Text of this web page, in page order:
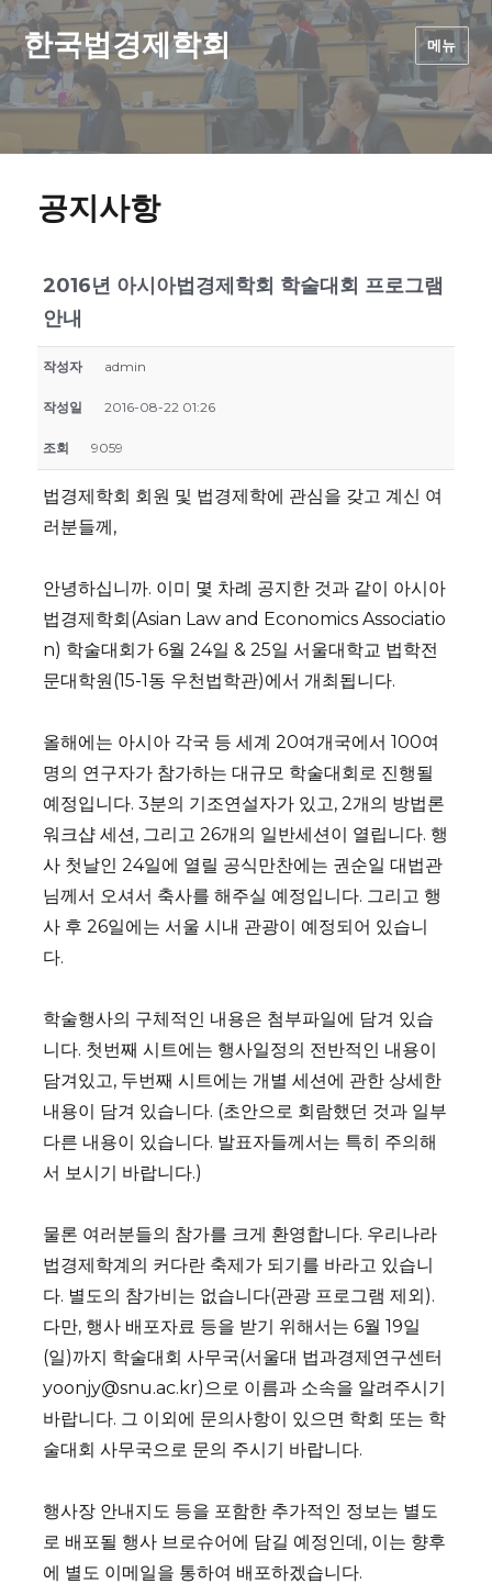
한국법경제학회 메뉴
공지사항
2016년 아시아법경제학회 학술대회 프로그램
안내
작성자 admin
작성일 2016-08-22 01:26
조회 9059
법경제학회 회원 및 법경제학에 관심을 갖고 계신 여
러분들께,
안녕하십니까. 이미 몇 차례 공지한 것과 같이 아시아
법경제학회(Asian Law and Economics Associatio
n) 학술대회가 6월 24일 & 25일 서울대학교 법학전
문대학원(15-1동 우천법학관)에서 개최됩니다.
올해에는 아시아 각국 등 세계 20여개국에서 100여
명의 연구자가 참가하는 대규모 학술대회로 진행될
예정입니다. 3분의 기조연설자가 있고, 2개의 방법론
워크샵 세션, 그리고 26개의 일반세션이 열립니다. 행
사 첫날인 24일에 열릴 공식만찬에는 권순일 대법관
님께서 오셔서 축사를 해주실 예정입니다. 그리고 행
사 후 26일에는 서울 시내 관광이 예정되어 있습니
다.
학술행사의 구체적인 내용은 첨부파일에 담겨 있습
니다. 첫번째 시트에는 행사일정의 전반적인 내용이
담겨있고, 두번째 시트에는 개별 세션에 관한 상세한
내용이 담겨 있습니다. (초안으로 회람했던 것과 일부
다른 내용이 있습니다. 발표자들께서는 특히 주의해
서 보시기 바랍니다.)
물론 여러분들의 참가를 크게 환영합니다. 우리나라
법경제학계의 커다란 축제가 되기를 바라고 있습니
다. 별도의 참가비는 없습니다(관광 프로그램 제외).
다만, 행사 배포자료 등을 받기 위해서는 6월 19일
(일)까지 학술대회 사무국(서울대 법과경제연구센터
yoonjy@snu.ac.kr)으로 이름과 소속을 알려주시기
바랍니다. 그 이외에 문의사항이 있으면 학회 또는 학
술대회 사무국으로 문의 주시기 바랍니다.
행사장 안내지도 등을 포함한 추가적인 정보는 별도
로 배포될 행사 브로슈어에 담길 예정인데, 이는 향후
에 별도 이메일을 통하여 배포하겠습니다.